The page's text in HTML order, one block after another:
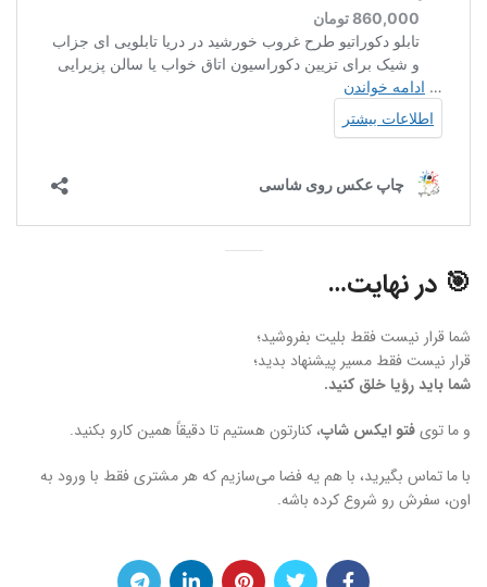
🎯 در نهایت…
شما قرار نیست فقط بلیت بفروشید؛
قرار نیست فقط مسیر پیشنهاد بدید؛
شما باید رؤیا خلق کنید.
و ما تویفتو ایکس شاپ، کنارتون هستیم تا دقیقاً همین کارو بکنید.
با ما تماس بگیرید، با هم یه فضا می‌سازیم که هر مشتری فقط با ورود به
اون، سفرش رو شروع کرده باشه.